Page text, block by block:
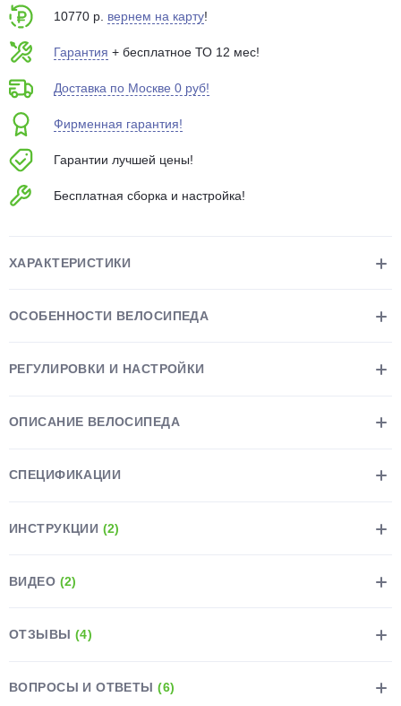
10770 р. вернем на карту!
Гарантия + бесплатное ТО 12 мес!
Доставка по Москве 0 руб!
Фирменная гарантия!
Гарантии лучшей цены!
Бесплатная сборка и настройка!
ХАРАКТЕРИСТИКИ
ОСОБЕННОСТИ ВЕЛОСИПЕДА
РЕГУЛИРОВКИ И НАСТРОЙКИ
ОПИСАНИЕ ВЕЛОСИПЕДА
СПЕЦИФИКАЦИИ
ИНСТРУКЦИИ (2)
ВИДЕО (2)
ОТЗЫВЫ (4)
ВОПРОСЫ И ОТВЕТЫ(6)
об оплате Плайтом
8 800 302-02-51
plait.ru